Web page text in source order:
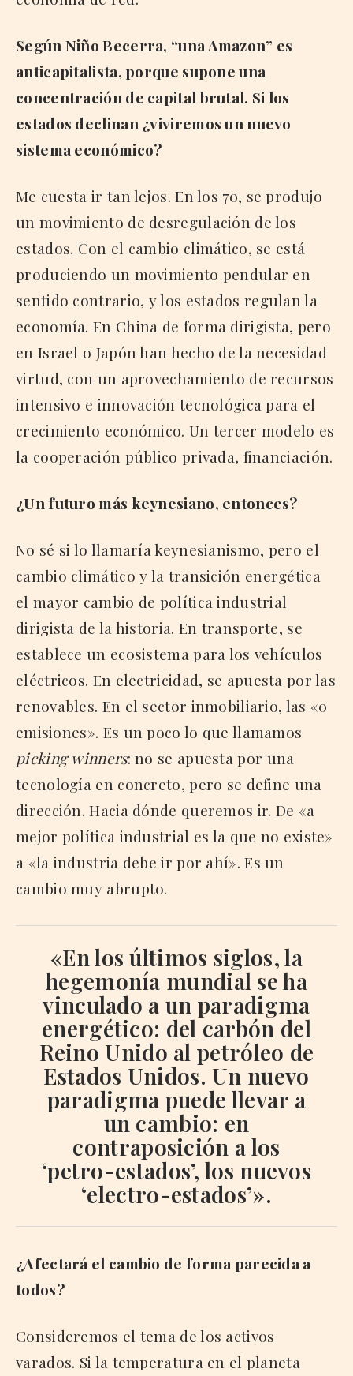
Según Niño Becerra, “una Amazon” es
anticapitalista, porque supone una
concentración de capital brutal. Si los
estados declinan ¿viviremos un nuevo
sistema económico?
Me cuesta ir tan lejos. En los 70, se produjo
un movimiento de desregulación de los
estados. Con el cambio climático, se está
produciendo un movimiento pendular en
sentido contrario, y los estados regulan la
economía. En China de forma dirigista, pero
en Israel o Japón han hecho de la necesidad
virtud, con un aprovechamiento de recursos
intensivo e innovación tecnológica para el
crecimiento económico. Un tercer modelo es
la cooperación público privada, financiación.
¿Un futuro más keynesiano, entonces?
No sé si lo llamaría keynesianismo, pero el
cambio climático y la transición energética
el mayor cambio de política industrial
dirigista de la historia. En transporte, se
establece un ecosistema para los vehículos
eléctricos. En electricidad, se apuesta por las
renovables. En el sector inmobiliario, las «0
emisiones». Es un poco lo que llamamos
picking winners: no se apuesta por una
tecnología en concreto, pero se define una
dirección. Hacia dónde queremos ir. De «a
mejor política industrial es la que no existe»
a «la industria debe ir por ahí». Es un
cambio muy abrupto.
«En los últimos siglos, la
hegemonía mundial se ha
vinculado a un paradigma
energético: del carbón del
Reino Unido al petróleo de
Estados Unidos. Un nuevo
paradigma puede llevar a
un cambio: en
contraposición a los
‘petro-estados’, los nuevos
‘electro-estados’».
¿Afectará el cambio de forma parecida a
todos?
Consideremos el tema de los activos
varados. Si la temperatura en el planeta